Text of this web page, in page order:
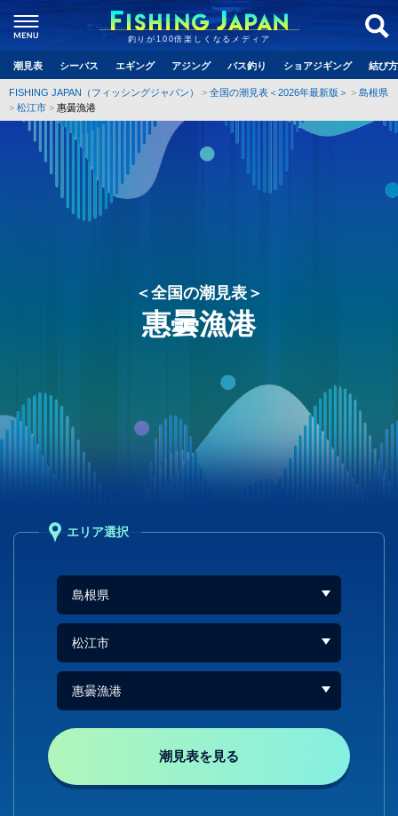
釣りが100倍楽しくなるメディア
潮見表 シーバス エギング アジング バス釣り ショアジギング 結び
FISHING JAPAN（フィッシングジャパン） 全国の潮見表＜2026年最新版＞
島根県
松江市
惠曇漁港
＜全国の潮見表＞
惠曇漁港
エリア選択
潮見表を見る